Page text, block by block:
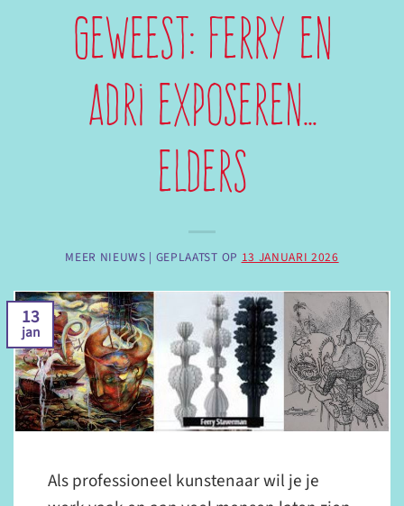
Geweest: Ferry en
Adri exposeren…
elders
MEER NIEUWS | GEPLAATST OP 13 JANUARI 2026
13
jan
Als professioneel kunstenaar wil je je